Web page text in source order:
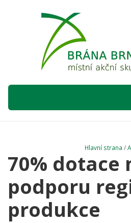
Hlavní strana /
70% dotace
podporu
produkce